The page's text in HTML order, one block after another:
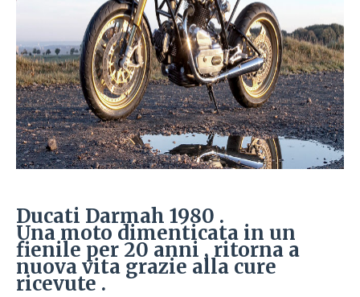
Ducati Darmah 1980 .
Una moto dimenticata in un
fienile per 20 anni , ritorna a
nuova vita grazie alla cure
ricevute .